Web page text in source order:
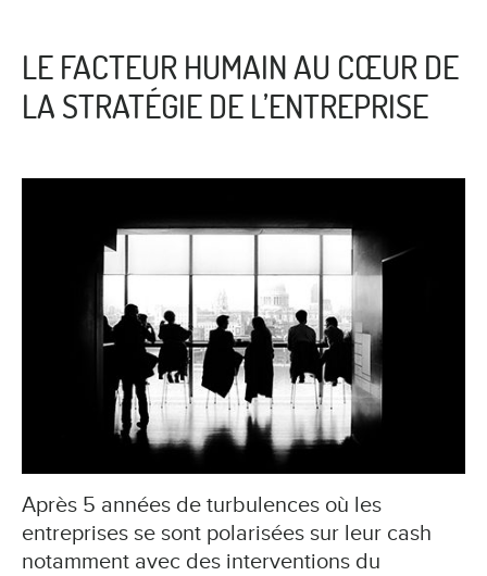
LE FACTEUR HUMAIN AU CŒUR DE
LA STRATÉGIE DE L’ENTREPRISE
Après 5 années de turbulences où les
entreprises se sont polarisées sur leur cash
notamment avec des interventions du